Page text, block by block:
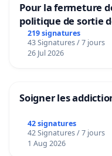
Pour la fermeture
politique de sortie
219 signatures
43 Signatures / 7 jours
26 Jul 2026
Soigner les
42 signatures
42 Signatures / 7 jours
1 Aug 2026